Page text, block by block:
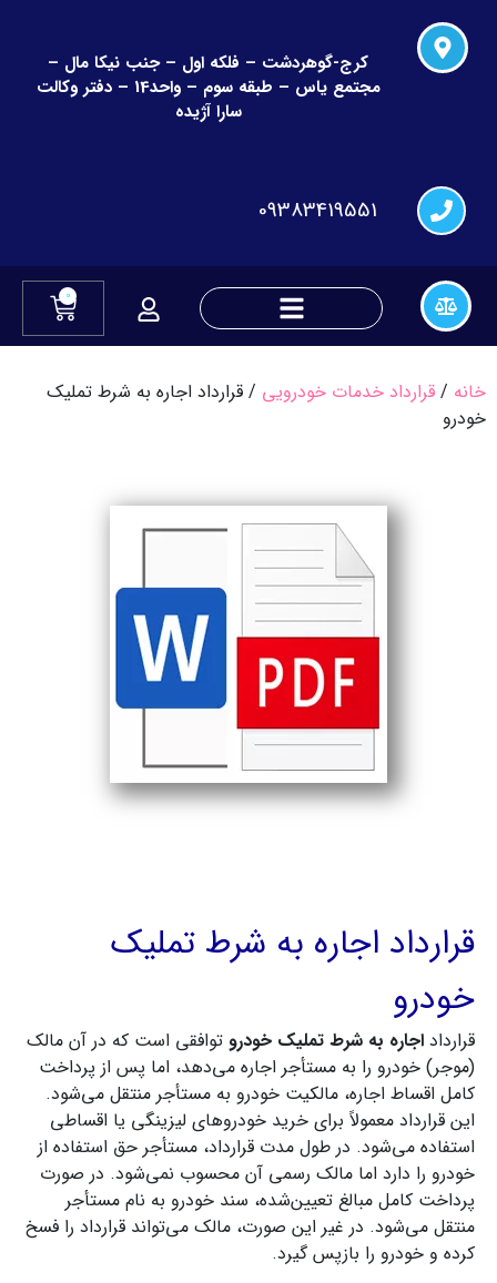
کرج-گوهردشت – فلکه اول – جنب نیکا مال –
مجتمع یاس – طبقه سوم – واحد14 – دفتر وکالت
سارا آژیده
09383419551
0
خانه / قرارداد خدمات خودرویی / قرارداد اجاره به شرط تملیک
خودرو
قرارداد اجاره به شرط تملیک
خودرو
قرارداد اجاره به شرط تملیک خودرو توافقی است که در آن مالک
(موجر) خودرو را به مستأجر اجاره می‌دهد، اما پس از پرداخت
کامل اقساط اجاره، مالکیت خودرو به مستأجر منتقل می‌شود.
این قرارداد معمولاً برای خرید خودروهای لیزینگی یا اقساطی
استفاده می‌شود. در طول مدت قرارداد، مستأجر حق استفاده از
خودرو را دارد اما مالک رسمی آن محسوب نمی‌شود. در صورت
پرداخت کامل مبالغ تعیین‌شده، سند خودرو به نام مستأجر
منتقل می‌شود. در غیر این صورت، مالک می‌تواند قرارداد را فسخ
کرده و خودرو را بازپس گیرد.